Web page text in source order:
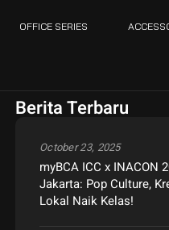
OFFICE SERIES
Berita Terbaru
myBCA ICC x INACON
Jakarta: Pop Culture,
Lokal Naik Kelas!
October 23, 2025